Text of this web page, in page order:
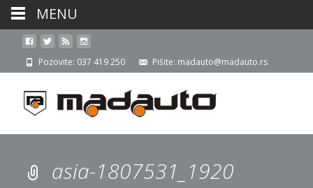
Pozovite: 037 419 250 Pišite: madauto@madauto.rs
asia-1807531_1920
MENU